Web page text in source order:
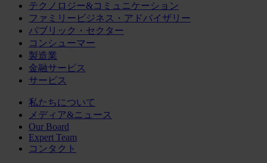
テクノロジー&コミュニケーション
ファミリービジネス・アドバイザリー
パブリック・セクター
コンシューマー
製造業
金融サービス
サービス
私たちについて
メディア&ニュース
Our Board
Expert Team
コンタクト